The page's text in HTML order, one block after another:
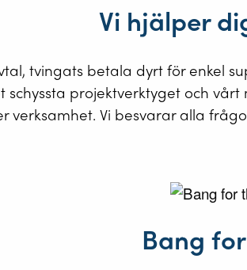
Vi hjälper
tvingats betala dyrt för enkel
projektverktyget och
verksamhet. Vi besvarar alla
Bang